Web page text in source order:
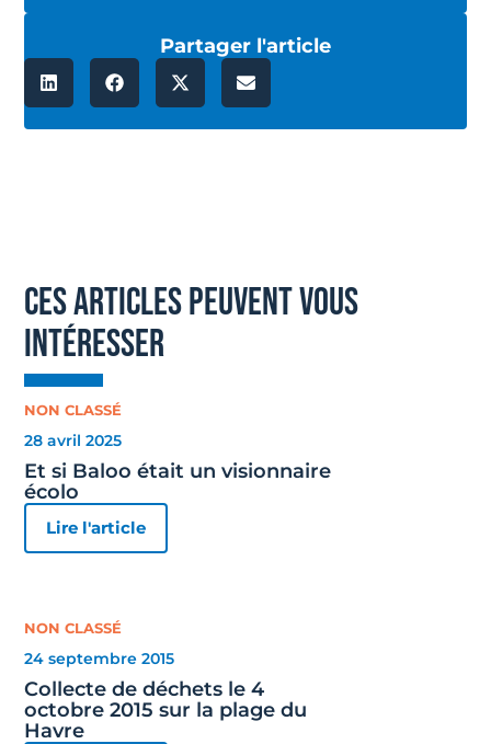
Partager l'article
ces articles peuvent vous
intéresser
NON CLASSÉ
28 avril 2025
Et si Baloo était un visionnaire
écolo
Lire l'article
NON CLASSÉ
24 septembre 2015
Collecte de déchets le 4
octobre 2015 sur la plage du
Havre